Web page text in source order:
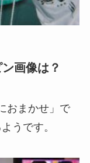
画像は？
おまかせ」で
うです。